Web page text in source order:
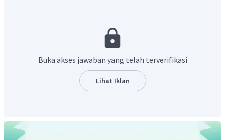
megalitikum, masyarakat pra aksara mengalami masa
religius dimana perkembangan aliran animisme dan
masyarakat pada masa megalitikumtelah
mengenal sistem pembagian kerja yang jelas. Telah
terbentuk sistem kepemimpinan yang diketuai oleh kepala
Peninggalan atau hasil kebudayaan dari zaman
Buka akses jawaban yang telah terverifikasi
Lihat Iklan